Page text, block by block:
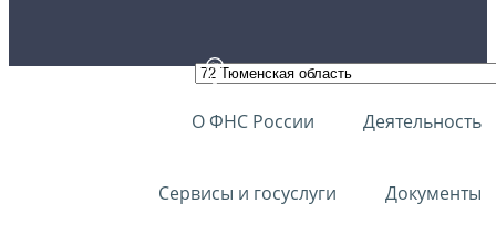
О ФНС России Деятельность
Сервисы и госуслуги Документы